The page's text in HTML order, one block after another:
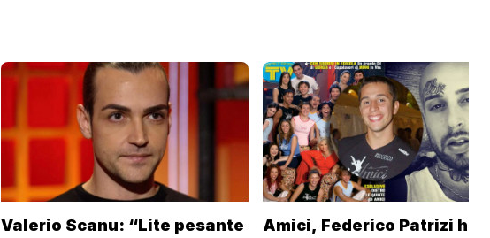
Valerio Scanu: “Lite pesante
Amici, Federico Patrizi ha